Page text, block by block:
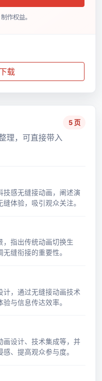
作权益。
载
理，可直接带入
5 页
技感无缝接动画，阐述演
体验，吸引观众关注。
，指出传统动画切换生
缝衔接的重要性。
计，通过无缝接动画技术
与信息传达效率。
画设计、技术集成等，并
、提高观众参与度。